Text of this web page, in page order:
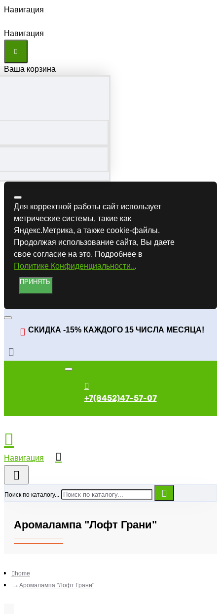
Навигация
Навигация
Ваша корзина
Для корректной работы сайт использует
метрические системы, такие как
Яндекс.Метрика, а также cookie-файлы.
Продолжая использование сайта, Вы даете
свое согласие на это. Подробнее в
Политике Конфиденциальности...
ПРИНЯТЬ
СКИДКА -15% КАЖДОГО 15 ЧИСЛА МЕСЯЦА!
+7(8452)47-57-07
Поиск по каталогу...
Аромалампа "Лофт Грани"
home
Аромалампа "Лофт Грани"